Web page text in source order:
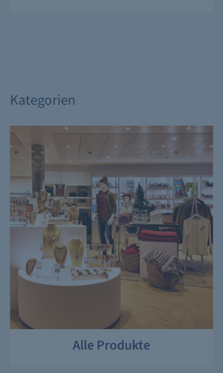
Kategorien
Alle Produkte